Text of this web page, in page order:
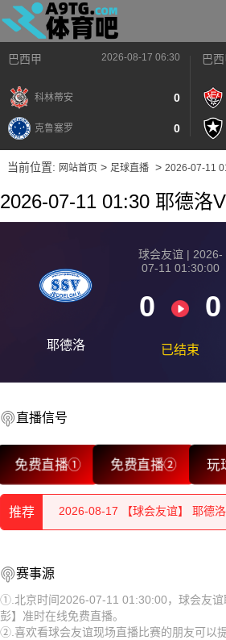
巴西甲 2026-08-17 06:30
科林蒂安 0
克鲁塞罗 0
巴
当前位置: 网站首页> 足球直播> 2026-07-11
2026-07-11 01:30 耶德洛
耶德洛
球会友谊 | 2026-
07-11 01:30:00
0 0
已结束
直播信号
免费直播① 免费直播② 玩
推荐
2026-08-17 【球会友谊】 耶德
2026-08-17 【球会友谊】 耶德洛
2026-08-17 【球会友谊】 耶德
2026-08-17 【球会友谊】 耶德洛
2026-08-17 【球会友谊】 耶德洛
赛事源
①.北京时间2026-07-11 01:30:00，球会友谊
彭】准时在线免费直播。
②.喜欢看球会友谊现场直播比赛的朋友可以